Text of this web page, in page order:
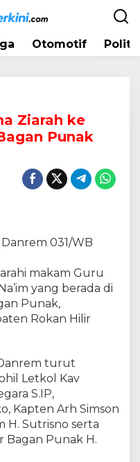
Otomotif
Ziarah ke
Punak
031/WB
makam Guru
yang berada di
Punak,
Rokan Hilir
turut
Letkol Kav
S.IP,
Kapten Arh Simson
H. Sutrisno serta
Bagan Punak H.